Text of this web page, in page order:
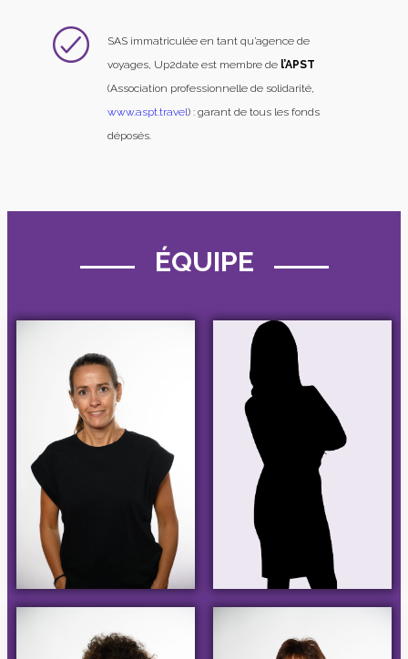
SAS immatriculée en tant qu’agence de
voyages, Up2date est membre de l’APST
(Association professionnelle de solidarité,
www.aspt.travel) : garant de tous les fonds
déposés.
ÉQUIPE